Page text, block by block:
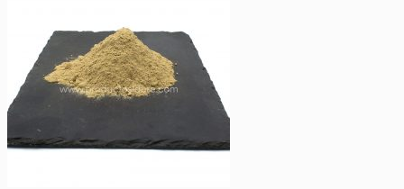
2,30€
hasta
8,75€